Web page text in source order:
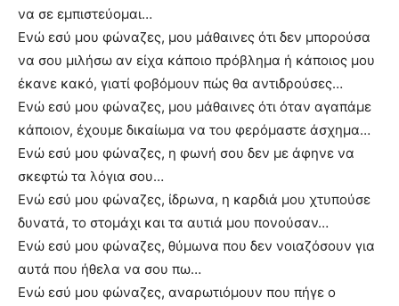
να σε εμπιστεύομαι…
Ενώ εσύ μου φώναζες, μου μάθαινες ότι δεν μπορούσα
να σου μιλήσω αν είχα κάποιο πρόβλημα ή κάποιος μου
έκανε κακό, γιατί φοβόμουν πώς θα αντιδρούσες…
Ενώ εσύ μου φώναζες, μου μάθαινες ότι όταν αγαπάμε
κάποιον, έχουμε δικαίωμα να του φερόμαστε άσχημα…
Ενώ εσύ μου φώναζες, η φωνή σου δεν με άφηνε να
σκεφτώ τα λόγια σου…
Ενώ εσύ μου φώναζες, ίδρωνα, η καρδιά μου χτυπούσε
δυνατά, το στομάχι και τα αυτιά μου πονούσαν…
Ενώ εσύ μου φώναζες, θύμωνα που δεν νοιαζόσουν για
αυτά που ήθελα να σου πω…
Ενώ εσύ μου φώναζες, αναρωτιόμουν που πήγε ο